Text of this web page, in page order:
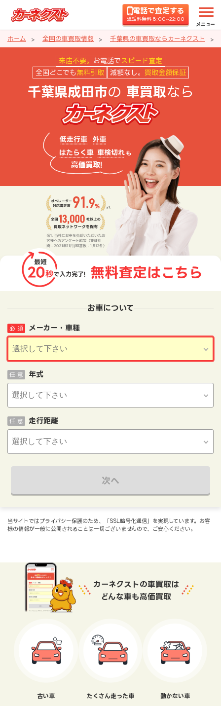
電話で査定する
通話料無料 8:00~22:00
メニュー
ホーム 全国の車買取情報 千葉県の車買取ならカーネクスト
千葉県成田市の車買取ならカー
来店不要。 お電話で スピード査定
全国どこでも 無料引取 減額なし。 買取金額保証
千葉県成田市の 車買取なら
お車について
メーカー・車種
必 須
年式
任 意
走行距離
任 意
次へ
当サイトではプライバシー保護のため、「SSL暗号化通信」を実現しています。お客
様の情報が一般に公開されることは一切ございませんので、ご安心ください。
カーネクストの車買取は
どんな車も高価買取
古い車 たくさん走った車 動かない車